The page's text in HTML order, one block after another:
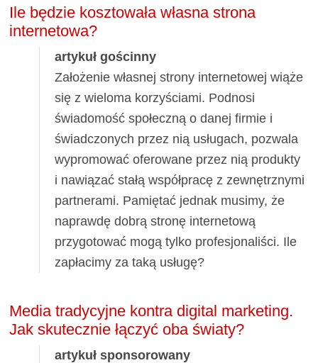
Ile będzie kosztowała własna strona
internetowa?
artykuł gościnny
Założenie własnej strony internetowej wiąże
się z wieloma korzyściami. Podnosi
świadomość społeczną o danej firmie i
świadczonych przez nią usługach, pozwala
wypromować oferowane przez nią produkty
i nawiązać stałą współpracę z zewnętrznymi
partnerami. Pamiętać jednak musimy, że
naprawdę dobrą stronę internetową
przygotować mogą tylko profesjonaliści. Ile
zapłacimy za taką usługę?
Media tradycyjne kontra digital marketing.
Jak skutecznie łączyć oba światy?
artykuł sponsorowany